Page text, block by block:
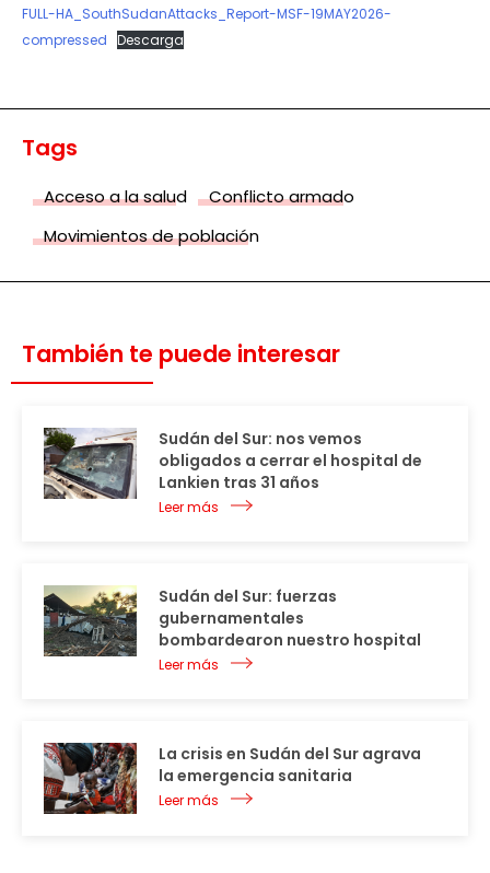
FULL-HA_SouthSudanAttacks_Report-MSF-19MAY2026-
compressed Descarga
Tags
Acceso a la salud
Conflicto armado
Movimientos de población
También te puede interesar
Sudán del Sur: nos vemos
obligados a cerrar el hospital de
Lankien tras 31 años
Leer más
Sudán del Sur: fuerzas
gubernamentales
bombardearon nuestro hospital
Leer más
La crisis en Sudán del Sur agrava
la emergencia sanitaria
Leer más